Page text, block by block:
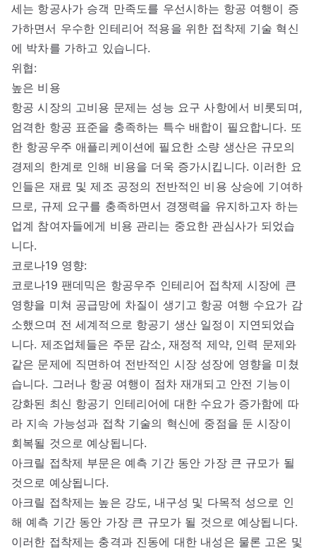
세는 항공사가 승객 만족도를 우선시하는 항공 여행이 증
가하면서 우수한 인테리어 적용을 위한 접착제 기술 혁신
에 박차를 가하고 있습니다.
위협:
높은 비용
항공 시장의 고비용 문제는 성능 요구 사항에서 비롯되며,
엄격한 항공 표준을 충족하는 특수 배합이 필요합니다. 또
한 항공우주 애플리케이션에 필요한 소량 생산은 규모의
경제의 한계로 인해 비용을 더욱 증가시킵니다. 이러한 요
인들은 재료 및 제조 공정의 전반적인 비용 상승에 기여하
므로, 규제 요구를 충족하면서 경쟁력을 유지하고자 하는
업계 참여자들에게 비용 관리는 중요한 관심사가 되었습
니다.
코로나19 영향:
코로나19 팬데믹은 항공우주 인테리어 접착제 시장에 큰
영향을 미쳐 공급망에 차질이 생기고 항공 여행 수요가 감
소했으며 전 세계적으로 항공기 생산 일정이 지연되었습
니다. 제조업체들은 주문 감소, 재정적 제약, 인력 문제와
같은 문제에 직면하여 전반적인 시장 성장에 영향을 미쳤
습니다. 그러나 항공 여행이 점차 재개되고 안전 기능이
강화된 최신 항공기 인테리어에 대한 수요가 증가함에 따
라 지속 가능성과 접착 기술의 혁신에 중점을 둔 시장이
회복될 것으로 예상됩니다.
아크릴 접착제 부문은 예측 기간 동안 가장 큰 규모가 될
것으로 예상됩니다.
아크릴 접착제는 높은 강도, 내구성 및 다목적 성으로 인
해 예측 기간 동안 가장 큰 규모가 될 것으로 예상됩니다.
이러한 접착제는 충격과 진동에 대한 내성은 물론 고온 및